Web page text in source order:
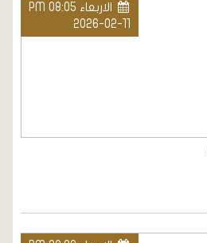
الاربعاء PM 08:05
2026-02-11